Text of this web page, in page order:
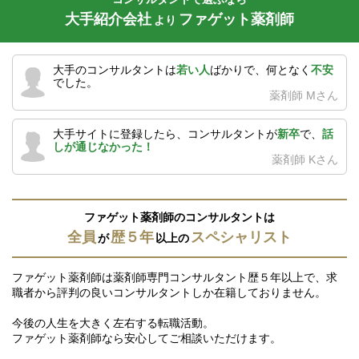
大手紹介会社 より ファゲット薬剤師
大手のコンサルタントは若い人ばかりで、何となく 不安
でした。
薬剤師 Mさん
大手サイトに登録したら、コンサルタントが新卒で、 話
しが通じなかった！
薬剤師 Kさん
ファゲット薬剤師のコンサルタントは
全員が歴５年以上のスペシャリスト
ファゲット薬剤師は薬剤師専門コンサルタント歴５年以上で、求
職者から評判の良いコンサルタントしか在籍しておりません。
今後の人生を大きく左右する転職活動。
ファゲット薬剤師なら安心してご相談いただけます。